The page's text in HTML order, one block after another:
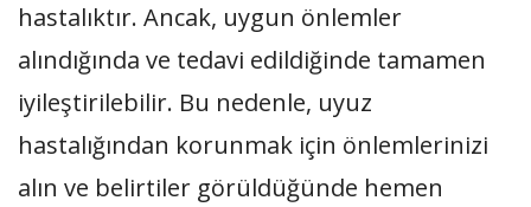
hastalıktır. Ancak, uygun önlemler
alındığında ve tedavi edildiğinde tamamen
iyileştirilebilir. Bu nedenle, uyuz
hastalığından korunmak için önlemlerinizi
alın ve belirtiler görüldüğünde hemen